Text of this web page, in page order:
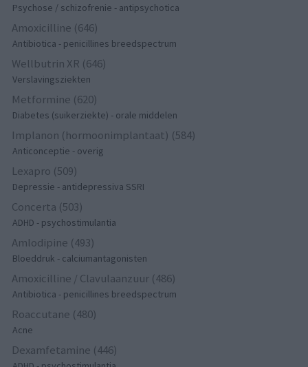
Psychose / schizofrenie - antipsychotica
Amoxicilline (646)
Antibiotica - penicillines breedspectrum
Wellbutrin XR (646)
Verslavingsziekten
Metformine (620)
Diabetes (suikerziekte) - orale middelen
Implanon (hormoonimplantaat) (584)
Anticonceptie - overig
Lexapro (509)
Depressie - antidepressiva SSRI
Concerta (503)
ADHD - psychostimulantia
Amlodipine (493)
Bloeddruk - calciumantagonisten
Amoxicilline / Clavulaanzuur (486)
Antibiotica - penicillines breedspectrum
Roaccutane (480)
Acne
Dexamfetamine (446)